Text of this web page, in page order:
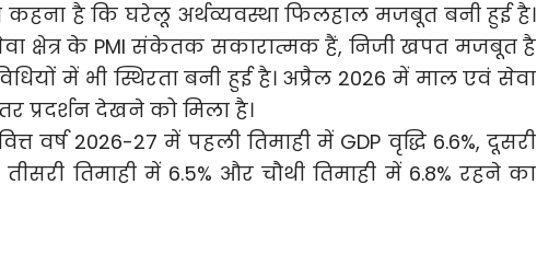
कहना है कि घरेलू अर्थव्यवस्था फिलहाल मजबूत बनी हुई है।
क्षेत्र के PMI संकेतक सकारात्मक हैं, निजी खपत मजबूत है
में भी स्थिरता बनी हुई है। अप्रैल 2026 में माल एवं सेवा
प्रदर्शन देखने को मिला है।
वर्ष 2026-27 में पहली तिमाही में GDP वृद्धि 6.6%, दूसरी
तीसरी तिमाही में 6.5% और चौथी तिमाही में 6.8% रहने का